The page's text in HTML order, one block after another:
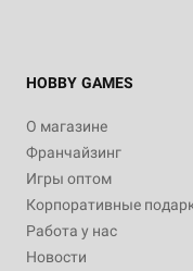
HOBBY GAMES
О магазине
Франчайзинг
Игры оптом
Корпоративные
Работа у нас
Новости